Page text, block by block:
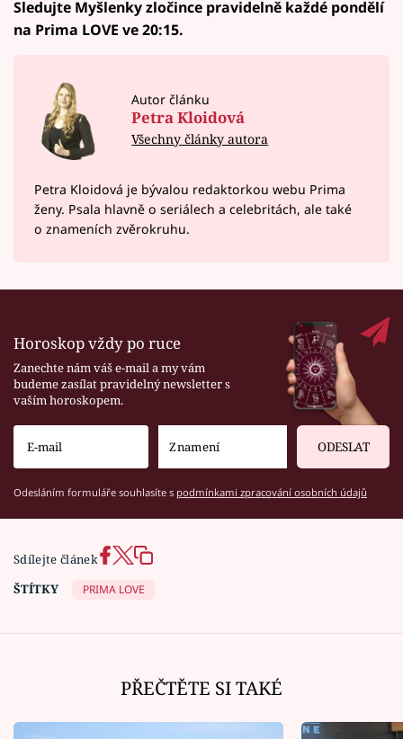
Sledujte Myšlenky zločince pravidelně každé pondělí
na Prima LOVE ve 20:15.
Autor článku
Petra Kloidová
Všechny články autora
Petra Kloidová je bývalou redaktorkou webu Prima
ženy. Psala hlavně o seriálech a celebritách, ale také
o znameních zvěrokruhu.
Horoskop vždy po ruce
Zanechte nám váš e-mail a my vám
budeme zasílat pravidelný newsletter s
vaším horoskopem.
ODESLAT
Odesláním formuláře souhlasíte s podmínkami zpracování osobních údajů
Sdílejte článek
ŠTÍTKY
PRIMA LOVE
PŘEČTĚTE SI TAKÉ